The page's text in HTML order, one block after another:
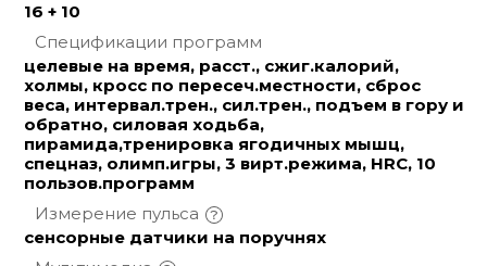
16 + 10
Спецификации программ
целевые на время, расст., сжиг.калорий,
холмы, кросс по пересеч.местности, сброс
веса, интервал.трен., сил.трен., подъем в гору и
обратно, силовая ходьба,
пирамида,тренировка ягодичных мышц,
спецназ, олимп.игры, 3 вирт.режима, HRC, 10
пользов.программ
Измерение пульса
сенсорные датчики на поручнях